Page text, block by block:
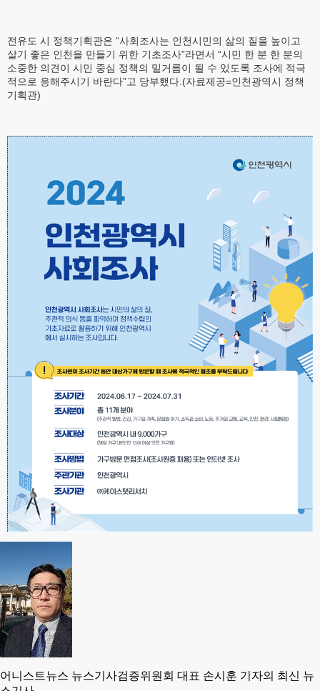
전유도 시 정책기획관은 “사회조사는 인천시민의 삶의 질을 높이고
살기 좋은 인천을 만들기 위한 기초조사”라면서 “시민 한 분 한 분의
소중한 의견이 시민 중심 정책의 밑거름이 될 수 있도록 조사에 적극
적으로 응해주시기 바란다”고 당부했다.(자료제공=인천광역시 정책
기획관)
어니스트뉴스 뉴스기사검증위원회 대표 손시훈 기자의 최신 뉴